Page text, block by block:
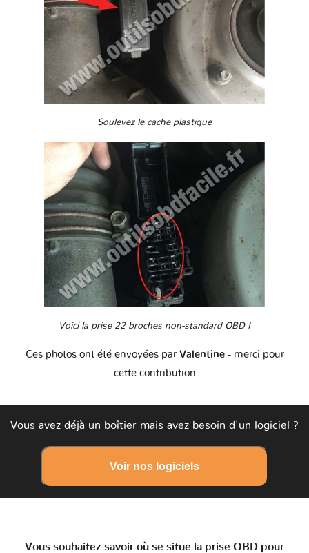
Soulevez le cache plastique
Voici la prise 22 broches non-standard OBD I
Ces photos ont été envoyées par Valentine - merci pour
cette contribution
Vous avez déjà un boîtier mais avez besoin d'un logiciel ?
Voir nos logiciels
Vous souhaitez savoir où se situe la prise OBD pour